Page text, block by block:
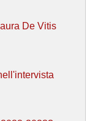
De Vitis